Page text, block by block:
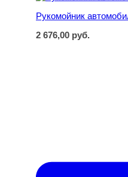
Рукомойник
2 676,00 руб.